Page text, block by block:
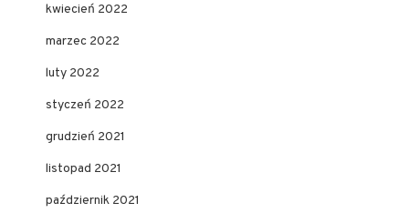
kwiecień 2022
marzec 2022
luty 2022
styczeń 2022
grudzień 2021
listopad 2021
październik 2021